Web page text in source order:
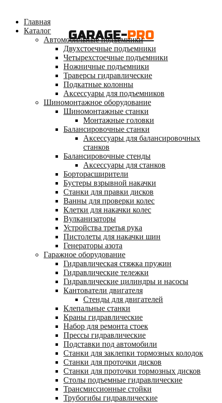
GARAGE-PRO
Главная
Каталог
Автомобильные подъемники
Двухстоечные подъемники
Четырехстоечные подъемники
Ножничные подъемники
Траверсы гидравлические
Подкатные колонны
Аксессуары для подъемников
Шиномонтажное оборудование
Шиномонтажные станки
Монтажные головки
Балансировочные станки
Аксессуары для балансировочных
станков
Балансировочные стенды
Аксессуары для станков
Борторасширители
Бустеры взрывной накачки
Станки для правки дисков
Ванны для проверки колес
Клетки для накачки колес
Вулканизаторы
Устройства третья рука
Пистолеты для накачки шин
Генераторы азота
Гаражное оборудование
Гидравлическая стяжка пружин
Гидравлические тележки
Гидравлические цилиндры и насосы
Кантователи двигателя
Стенды для двигателей
Клепальные станки
Краны гидравлические
Набор для ремонта стоек
Прессы гидравлические
Подставки под автомобили
Станки для заклепки тормозных колодок
Станки для проточки дисков
Станки для проточки тормозных дисков
Столы подъемные гидравлические
Трансмиссионные стойки
Трубогибы гидравлические